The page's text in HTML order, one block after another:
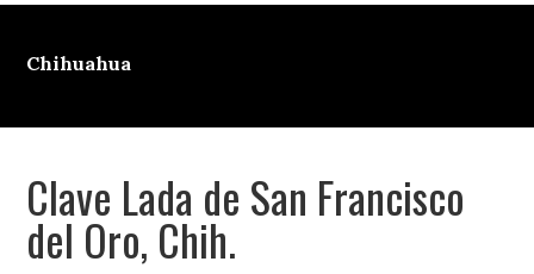
Chihuahua
Clave Lada de San Francisco
del Oro, Chih.